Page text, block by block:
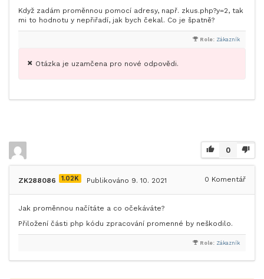
Když zadám proměnnou pomocí adresy, např. zkus.php?y=2, tak
mi to hodnotu y nepřiřadí, jak bych čekal. Co je špatně?
Role: Zákazník
Otázka je uzamčena pro nové odpovědi.
0
ZK288086 1.02K Publikováno 9. 10. 2021 0 Komentář
Jak proměnnou načítáte a co očekáváte?
Přiložení části php kódu zpracování promenné by neškodilo.
Role: Zákazník